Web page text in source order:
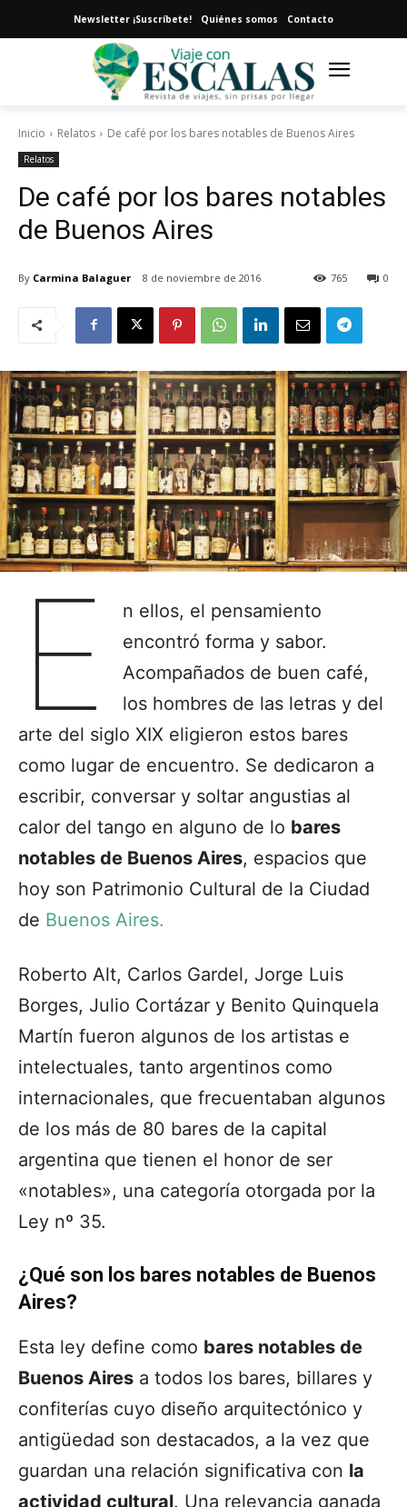
Newsletter ¡Suscríbete! Quiénes somos Contacto
Inicio Relatos De café por los bares notables de Buenos Aires
Relatos
De café por los bares notables
de Buenos Aires
By Carmina Balaguer 8 de noviembre de 2016 0
765
E
n ellos, el pensamiento
encontró forma y sabor.
Acompañados de buen café,
los hombres de las letras y del
arte del siglo XIX eligieron estos bares
como lugar de encuentro. Se dedicaron a
escribir, conversar y soltar angustias al
calor del tango en alguno de lo bares
notables de Buenos Aires, espacios que
hoy son Patrimonio Cultural de la Ciudad
de Buenos Aires.
Roberto Alt, Carlos Gardel, Jorge Luis
Borges, Julio Cortázar y Benito Quinquela
Martín fueron algunos de los artistas e
intelectuales, tanto argentinos como
internacionales, que frecuentaban algunos
de los más de 80 bares de la capital
argentina que tienen el honor de ser
«notables», una categoría otorgada por la
Ley nº 35.
¿Qué son los bares notables de Buenos
Aires?
Esta ley define como bares notables de
Buenos Aires a todos los bares, billares y
confiterías cuyo diseño arquitectónico y
antigüedad son destacados, a la vez que
guardan una relación significativa con la
actividad cultural. Una relevancia ganada